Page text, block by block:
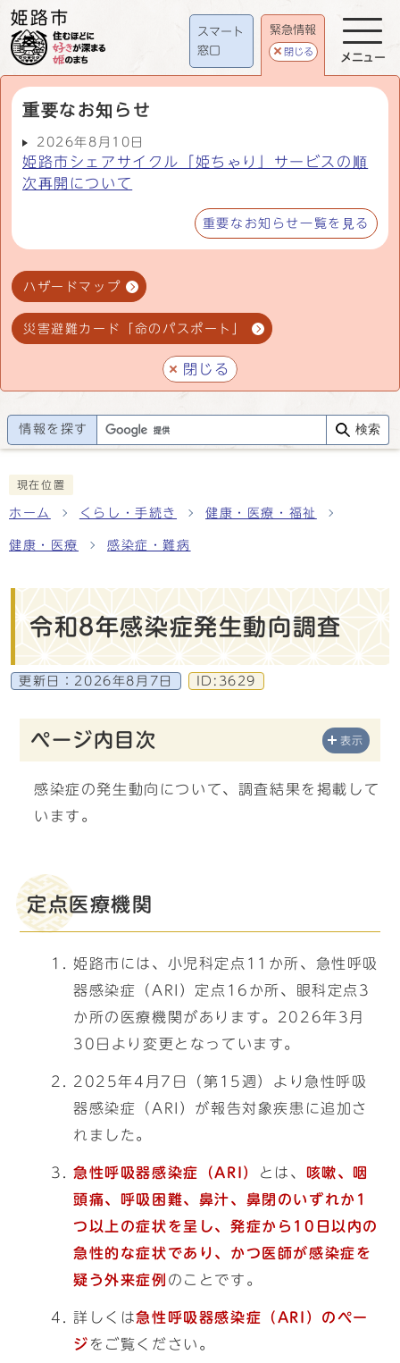
スマート
窓口
緊急情報
閉じる
重要なお知らせ
2026年8月10日
姫路市シェアサイクル「姫ちゃり」サービスの順
次再開について
重要なお知らせ一覧を見る
ハザードマップ
災害避難カード「命のパスポート」
閉じる
メニュー
情報を探す 検索
現在位置
ホーム くらし・手続き 健康・医療・福祉
健康・医療 感染症・難病
令和8年感染症発生動向調査
更新日： 2026年8月7日 ID:3629
ページ内目次 表示
感染症の発生動向について、調査結果を掲載して
います。
定点医療機関
姫路市には、小児科定点11か所、急性呼吸
器感染症（ARI）定点16か所、眼科定点3
か所の医療機関があります。2026年3月
30日より変更となっています。
2025年4月7日（第15週）より急性呼吸
器感染症（ARI）が報告対象疾患に追加さ
れました。
急性呼吸器感染症（ARI） とは、
咳嗽、咽
頭痛、呼吸困難、鼻汁、鼻閉のいずれか1
つ以上の症状を呈し、発症から10日以内の
急性的な症状であり、かつ医師が感染症を
疑う外来症例 のことです。
詳しくは急性呼吸器感染症（ARI） のペー
ジ をご覧ください。